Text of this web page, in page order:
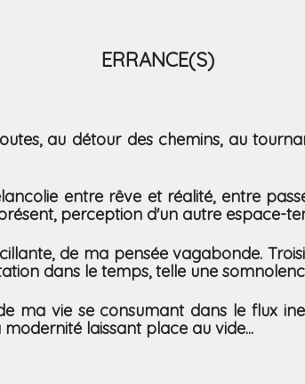
ERRANCE(S)
au détour des chemins, au
entre rêve et réalité, entre
perception d'un autre espace-
de ma pensée vagabonde.
dans le temps, telle une
ma vie se consumant dans le flux
laissant place au vide...